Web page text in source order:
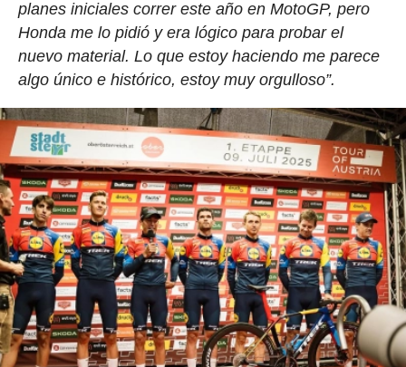
planes iniciales correr este año en MotoGP, pero
Honda me lo pidió y era lógico para probar el
nuevo material. Lo que estoy haciendo me parece
algo único e histórico, estoy muy orgulloso”.